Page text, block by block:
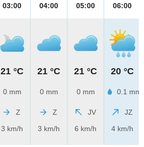
03:00
21 °C
0 mm
Z
3 km/h
04:00
21 °C
0 mm
Z
3 km/h
05:00
21 °C
0 mm
JV
6 km/h
06:00
20 °C
0.1 mm
JZ
4 km/h